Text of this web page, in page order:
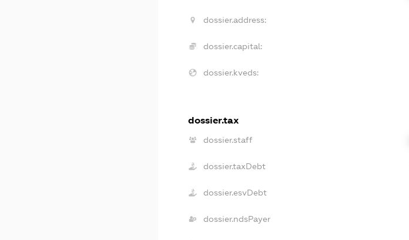
dossier.address:
dossier.capital:
dossier.kveds:
dossier.tax
dossier.staff
dossier.taxDebt
dossier.esvDebt
dossier.ndsPayer